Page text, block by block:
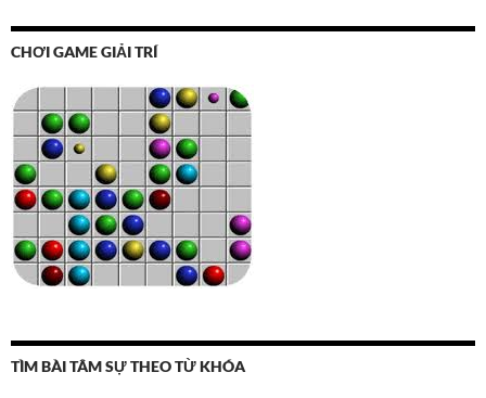
CHƠI GAME GIẢI TRÍ
TÌM BÀI TÂM SỰ THEO TỪ KHÓA